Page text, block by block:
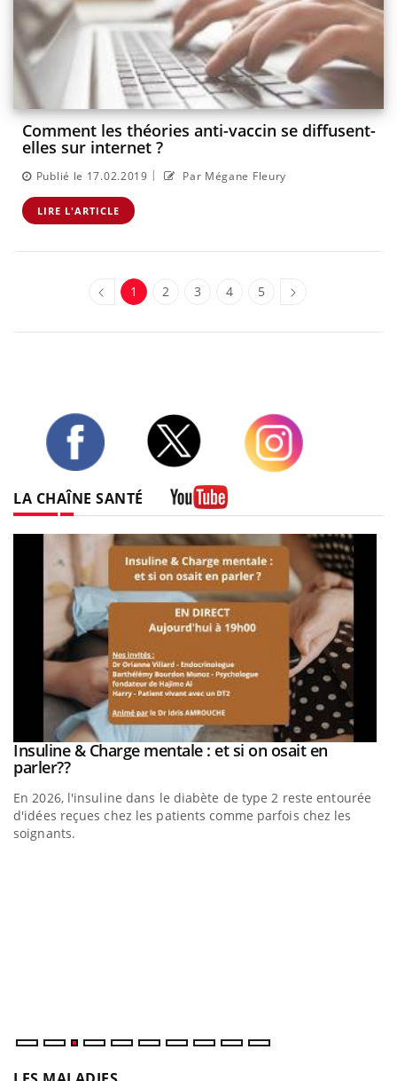
Comment les théories anti-vaccin se diffusent-
elles sur internet ?
Publié le 17.02.2019 | Par Mégane Fleury
LIRE L'ARTICLE
1 2 3 4 5
LA CHAÎNE SANTÉ
Youtube
Insuline & Charge mentale : et si on osait en
parler??Youtube
En 2026, l'insuline dans le diabète de type 2 reste entourée
d'idées reçues chez les patients comme parfois chez les
soignants.